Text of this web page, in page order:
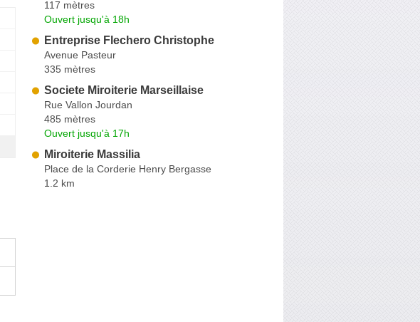
117 mètres
Ouvert jusqu'à 18h
Entreprise Flechero Christophe
Avenue Pasteur
335 mètres
Societe Miroiterie Marseillaise
Rue Vallon Jourdan
485 mètres
Ouvert jusqu'à 17h
Miroiterie Massilia
Place de la Corderie Henry Bergasse
1.2 km